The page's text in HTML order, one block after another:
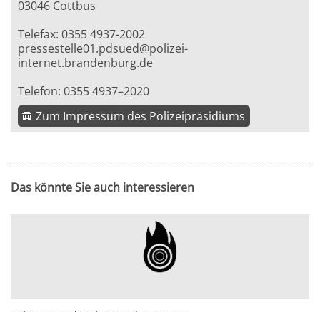
03046 Cottbus
Telefax: 0355 4937-2002
pressestelle01.pdsued@polizei-
internet.brandenburg.de
Telefon: 0355 4937–2020
Zum Impressum des Polizeipräsidiums
Das könnte Sie auch interessieren